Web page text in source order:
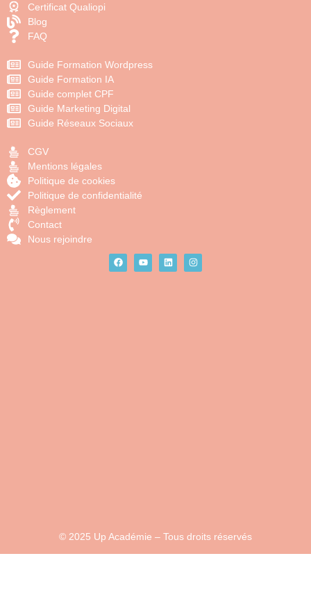
Certificat Qualiopi
Blog
FAQ
Guide Formation Wordpress
Guide Formation IA
Guide complet CPF
Guide Marketing Digital
Guide Réseaux Sociaux
CGV
Mentions légales
Politique de cookies
Politique de confidentialité
Règlement
Contact
Nous rejoindre
© 2025 Up Académie – Tous droits réservés